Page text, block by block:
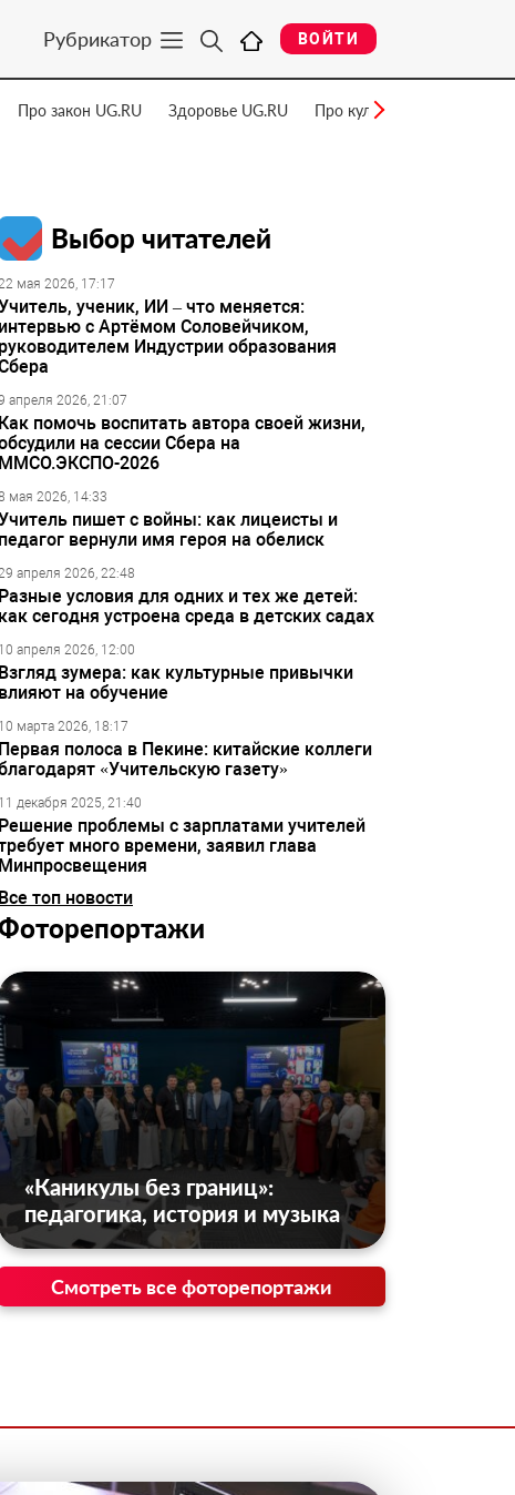
Рубрикатор ВОЙТИ
Про закон UG.RU Здоровье UG.RU Про культуру UG.RU
Выбор читателей
мая 2026, 17:17
ученик, ИИ – что меняется:
интервью с Артёмом Соловейчиком,
руководителем Индустрии образования
апреля 2026, 21:07
Как помочь воспитать автора своей жизни,
на сессии Сбера на
ММСО.ЭКСПО-2026
мая 2026, 14:33
пишет с войны: как лицеисты и
педагог вернули имя героя на обелиск
апреля 2026, 22:48
Разные условия для одних и тех же детей:
как сегодня устроена среда в детских садах
10 апреля 2026, 12:00
Взгляд зумера: как культурные привычки
влияют на обучение
10 марта 2026, 18:17
Первая полоса в Пекине: китайские коллеги
«Учительскую газету»
11 декабря 2025, 21:40
Решение проблемы с зарплатами учителей
много времени, заявил глава
Минпросвещения
Все топ новости
«Каникулы без границ»:
педагогика, история и музыка
Смотреть все фоторепортажи